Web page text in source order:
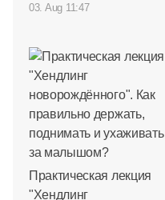
03. Aug 11:47
Практическая лекция
"Хендлинг